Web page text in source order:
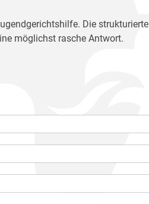
Die strukturierte
möglichst rasche Antwort.